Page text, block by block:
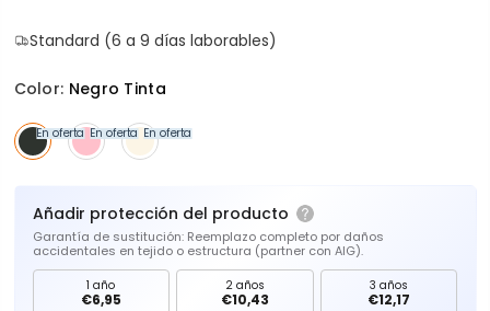
Standard (6 a 9 días laborables)
Color: Negro Tinta
En oferta En oferta En oferta
Añadir protección del producto
Garantía de sustitución: Reemplazo completo por daños
accidentales en tejido o estructura (partner con AIG).
1 año
€6,95
2 años
€10,43
3 años
€12,17